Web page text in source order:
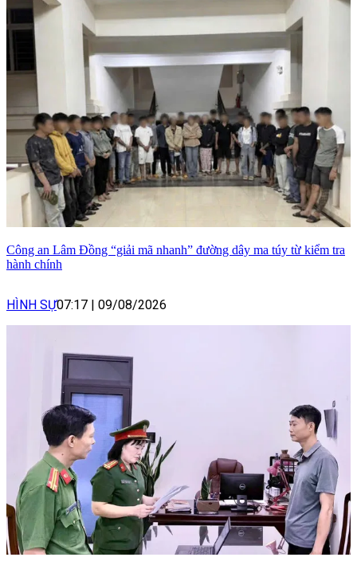
Công an Lâm Đồng “giải mã nhanh” đường dây ma túy từ kiểm tra
hành chính
HÌNH SỰ07:17 | 09/08/2026